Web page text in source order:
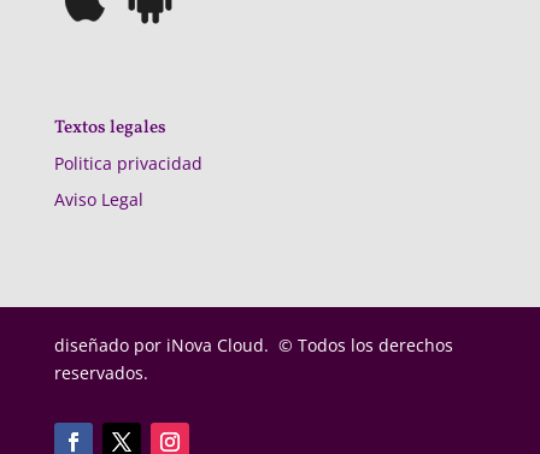
Textos legales
Politica privacidad
Aviso Legal
diseñado por iNova Cloud. © Todos los derechos
reservados.